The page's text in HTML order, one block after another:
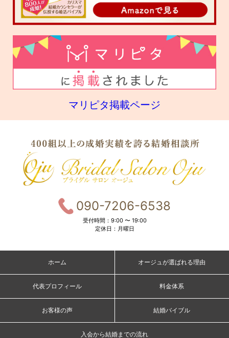
マリピタ掲載ページ
090-7206-6538
受付時間：9:00 〜 19:00
定休日：月曜日
ホーム オージュが選ばれる理由
代表プロフィール 料金体系
お客様の声 結婚バイブル
入会から結婚までの流れ